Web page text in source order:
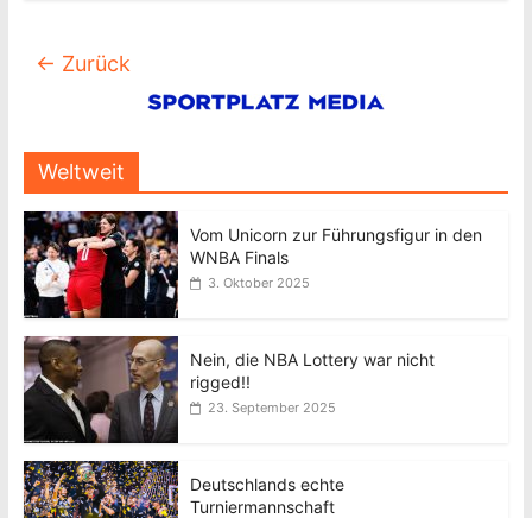
← Zurück
Weltweit
Vom Unicorn zur Führungsfigur in den
WNBA Finals
3. Oktober 2025
Nein, die NBA Lottery war nicht
rigged!!
23. September 2025
Deutschlands echte
Turniermannschaft